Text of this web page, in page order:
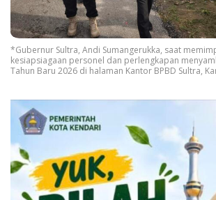
*Gubernur Sultra, Andi Sumangerukka, saat
kesiapsiagaan personel dan perlengkapan
Tahun Baru 2026 di halaman Kantor BPBD Sultra,